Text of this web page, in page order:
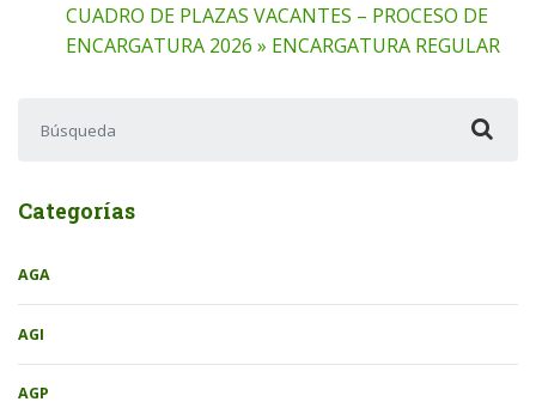
CUADRO DE PLAZAS VACANTES – PROCESO DE
ENCARGATURA 2026 » ENCARGATURA REGULAR
Categorías
AGA
AGI
AGP